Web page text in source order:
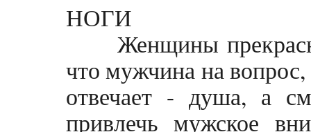
НОГИ
Женщины
что мужчина на
отвечает - душа, а
привлечь мужское